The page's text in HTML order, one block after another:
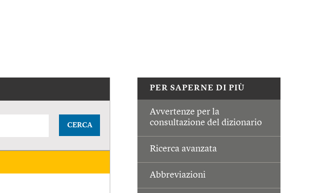
PER SAPERNE DI PIÙ
Avvertenze per la
consultazione del dizionario
Ricerca avanzata
Abbreviazioni
CERCA